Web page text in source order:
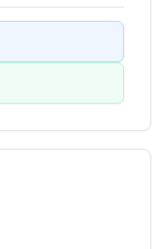
やし、アカウン